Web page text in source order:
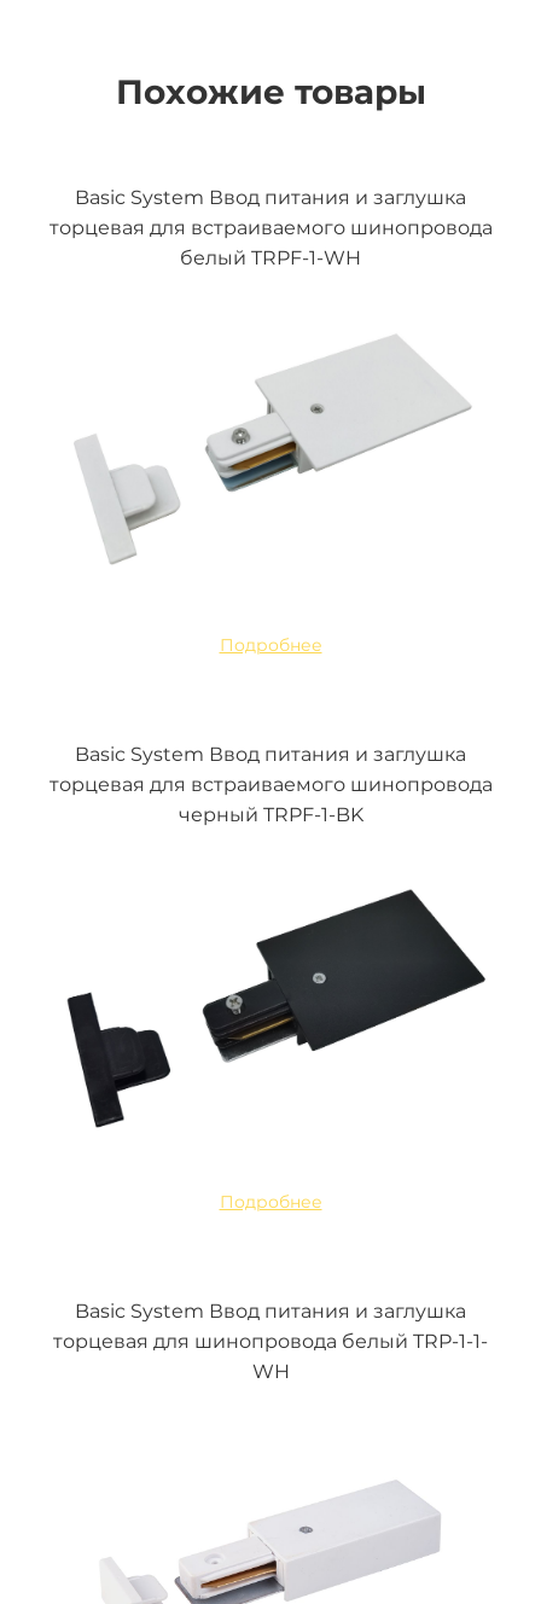
Похожие товары
Basic System Ввод питания и заглушка
торцевая для встраиваемого шинопровода
белый TRPF-1-WH
Подробнее
Basic System Ввод питания и заглушка
торцевая для встраиваемого шинопровода
черный TRPF-1-BK
Подробнее
Basic System Ввод питания и заглушка
торцевая для шинопровода белый TRP-1-1-
WH